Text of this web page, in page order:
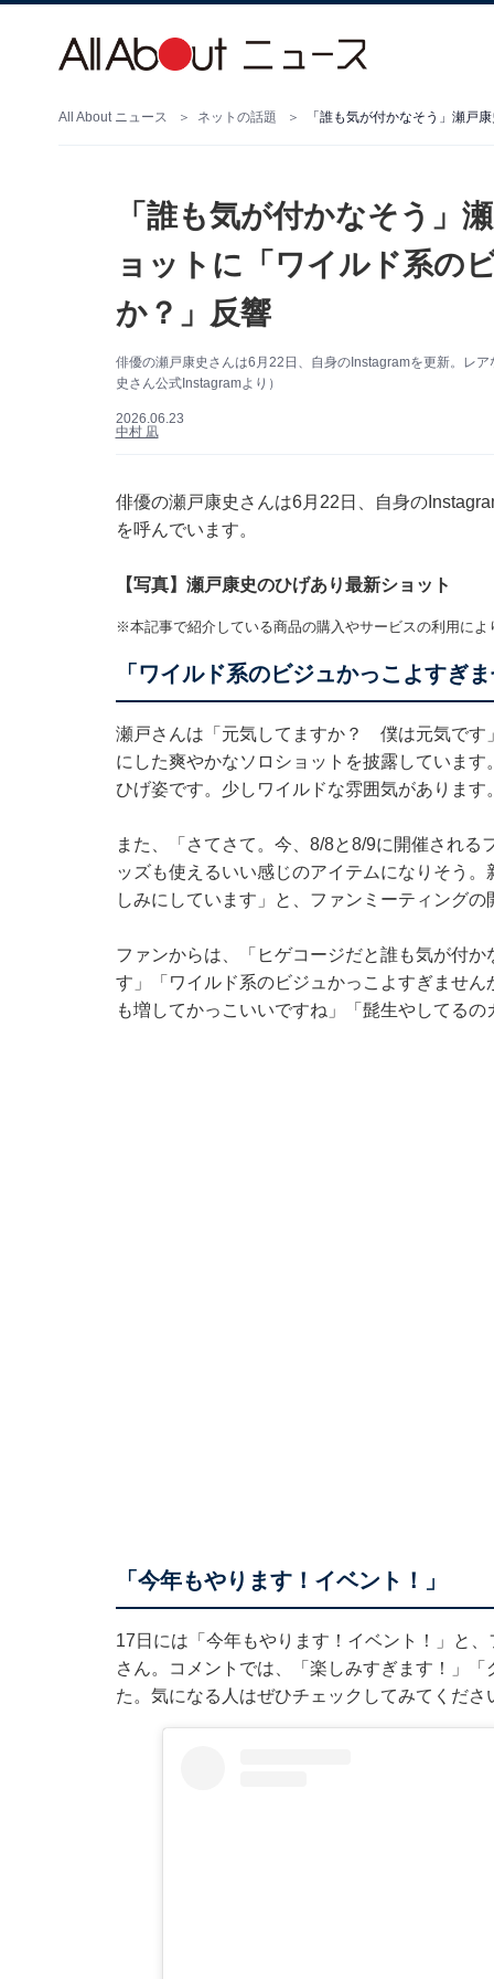
All About ニュース ネットの話題
「誰も気が付かなそう」
ョットに「ワイルド系の
か？」反響
俳優の瀬戸康史さんは6月22日、自身のInstagramを更新。レ
史さん公式Instagramより）
2026.06.23
中村 凪
俳優の瀬戸康史さんは6月22日、自身の
を呼んでいます。
【写真】瀬戸康史のひげあり最新ショット
※本記事で紹介している商品の購入やサービスの利用によ
「ワイルド系のビジュかっこよすぎま
瀬戸さんは「元気してますか？ 僕は元気です
にした爽やかなソロショットを披露していま
ひげ姿です。少しワイルドな雰囲気があります。
また、「さてさて。今、8/8と8/9に開催され
ッズも使えるいい感じのアイテムになりそう
しみにしています」と、ファンミーティングの
ファンからは、「ヒゲコージだと誰も気が付
す」「ワイルド系のビジュかっこよすぎませ
も増してかっこいいですね」「髭生やしてる
「今年もやります！イベント！」
17日には「今年もやります！イベント！」と
さん。コメントでは、「楽しみすぎます！」
た。気になる人はぜひチェックしてみてくださ